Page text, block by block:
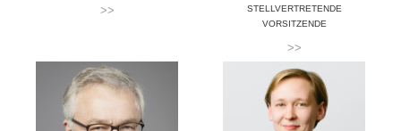
>>
STELLVERTRETENDE
VORSITZENDE
>>